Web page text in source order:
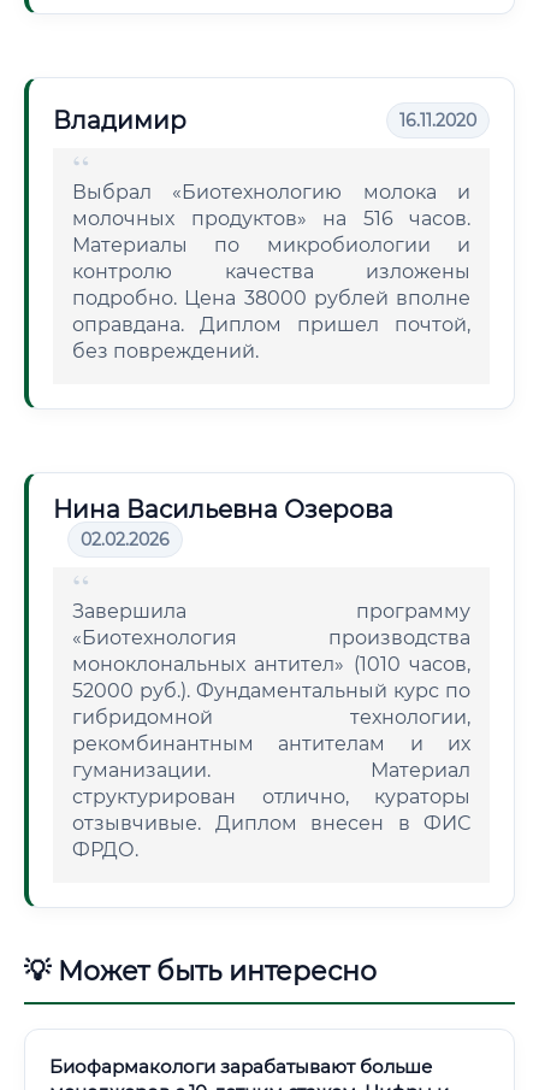
Владимир 16.11.2020
Выбрал «Биотехнологию молока и
молочных продуктов» на 516 часов.
Материалы по микробиологии и
контролю качества изложены
подробно. Цена 38000 рублей вполне
оправдана. Диплом пришел почтой,
без повреждений.
Нина Васильевна Озерова
02.02.2026
Завершила программу
«Биотехнология производства
моноклональных антител» (1010 часов,
52000 руб.). Фундаментальный курс по
гибридомной технологии,
рекомбинантным антителам и их
гуманизации. Материал
структурирован отлично, кураторы
отзывчивые. Диплом внесен в ФИС
ФРДО.
💡 Может быть интересно
Биофармакологи зарабатывают больше